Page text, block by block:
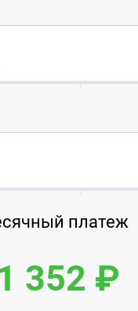
платеж
352 ₽